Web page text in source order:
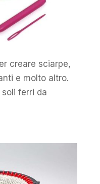
creare sciarpe,
e molto altro.
ferri da